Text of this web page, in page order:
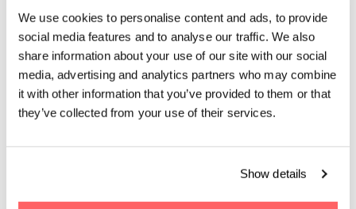
We use cookies to personalise content and ads, to provide
social media features and to analyse our traffic. We also
share information about your use of our site with our social
media, advertising and analytics partners who may combine
it with other information that you’ve provided to them or that
they’ve collected from your use of their services.
Show details
Of je nu optreedt of gewoon geniet van de geluiden, kom naar
de augustus editie van onze rooftop open mic night in
Amsterdam.